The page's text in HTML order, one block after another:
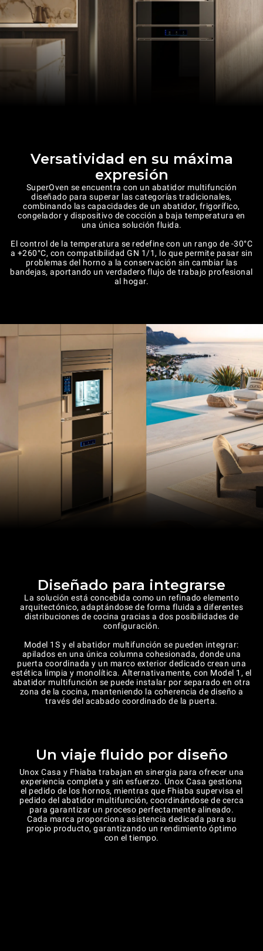
Versatividad en su máxima
expresión
SuperOven se encuentra con un abatidor multifunción
diseñado para superar las categorías tradicionales,
combinando las capacidades de un abatidor, frigorífico,
congelador y dispositivo de cocción a baja temperatura en
una única solución fluida.
El control de la temperatura se redefine con un rango de -30°C
a +260°C, con compatibilidad GN 1/1, lo que permite pasar sin
problemas del horno a la conservación sin cambiar las
bandejas, aportando un verdadero flujo de trabajo profesional
al hogar.
Diseñado para integrarse
La solución está concebida como un refinado elemento
arquitectónico, adaptándose de forma fluida a diferentes
distribuciones de cocina gracias a dos posibilidades de
configuración.
Model 1S y el abatidor multifunción se pueden integrar:
apilados en una única columna cohesionada, donde una
puerta coordinada y un marco exterior dedicado crean una
estética limpia y monolítica. Alternativamente, con Model 1, el
abatidor multifunción se puede instalar por separado en otra
zona de la cocina, manteniendo la coherencia de diseño a
través del acabado coordinado de la puerta.
Un viaje fluido por diseño
Unox Casa y Fhiaba trabajan en sinergia para ofrecer una
experiencia completa y sin esfuerzo. Unox Casa gestiona
el pedido de los hornos, mientras que Fhiaba supervisa el
pedido del abatidor multifunción, coordinándose de cerca
para garantizar un proceso perfectamente alineado.
Cada marca proporciona asistencia dedicada para su
propio producto, garantizando un rendimiento óptimo
con el tiempo.